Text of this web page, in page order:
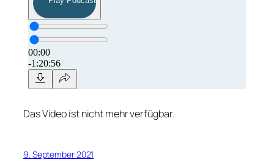
Das Video ist nicht mehr verfügbar.
9. September 2021